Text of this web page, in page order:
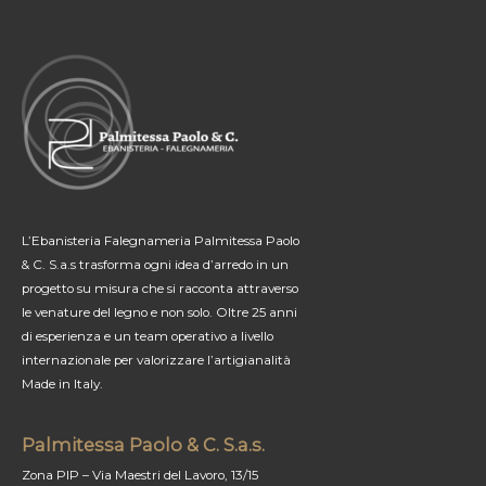
SONO
LA
SOLUZIONE
IDEALE
PER
AZIENDA
L’Ebanisteria Falegnameria Palmitessa Paolo
& C. S.a.s trasforma ogni idea d’arredo in un
progetto su misura che si racconta attraverso
le venature del legno e non solo. Oltre 25 anni
di esperienza e un team operativo a livello
internazionale per valorizzare l’artigianalità
Made in Italy.
Palmitessa Paolo & C. S.a.s.
Zona PIP – Via Maestri del Lavoro, 13/15